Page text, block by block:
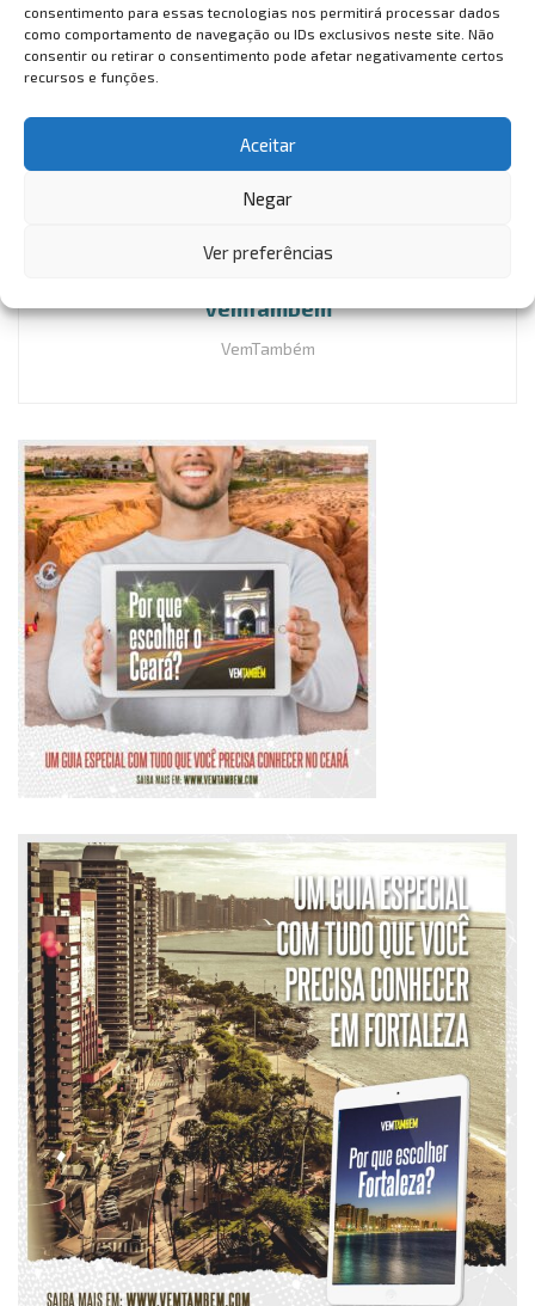
consentimento para essas tecnologias nos permitirá processar dados
como comportamento de navegação ou IDs exclusivos neste site. Não
consentir ou retirar o consentimento pode afetar negativamente certos
recursos e funções.
Aceitar
Negar
Ver preferências
da vacina Covaxin (da Índia).
Tags: combate ao coronavírus
governo sputinik v vacina
VemTambém
VemTambém